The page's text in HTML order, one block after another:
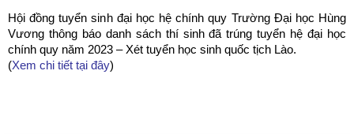
Hội đồng tuyển sinh đại học hệ chính quy Trường Đại học Hùng
Vương thông báo danh sách thí sinh đã trúng tuyển hệ đại học
chính quy năm 2023 – Xét tuyển học sinh quốc tịch Lào.
(Xem chi tiết tại đây)